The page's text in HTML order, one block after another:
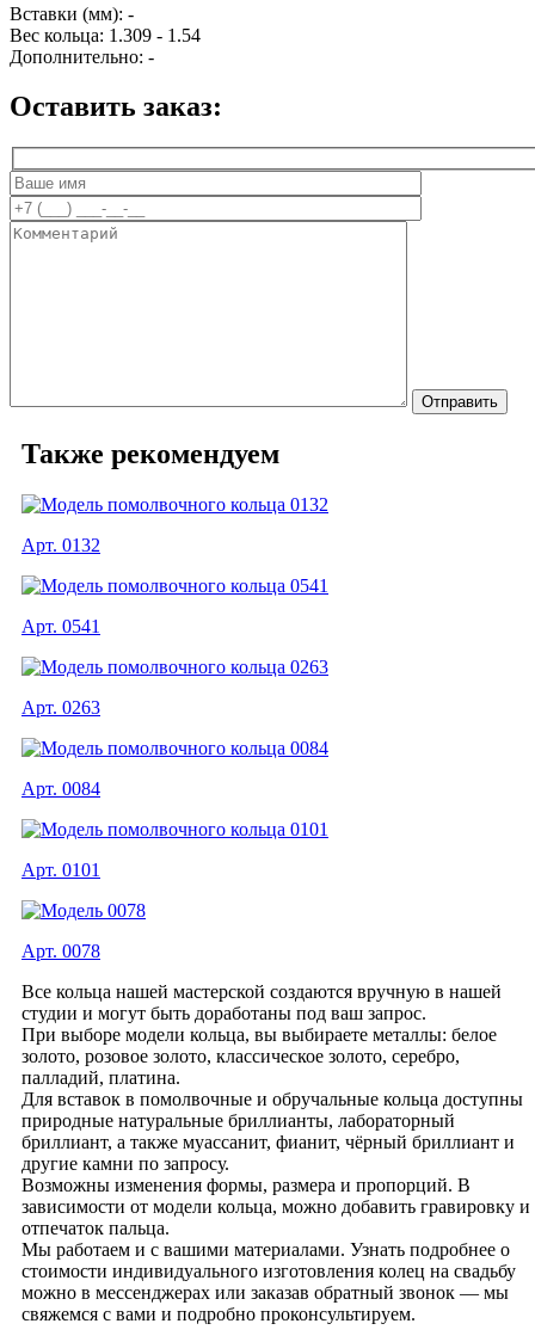
Вставки (мм): -
Вес кольца: 1.309 - 1.54
Дополнительно: -
Оставить заказ:
Также рекомендуем
Арт. 0132
Арт. 0541
Арт. 0263
Арт. 0084
Арт. 0101
Арт. 0078
Все кольца нашей мастерской создаются вручную в нашей
студии и могут быть доработаны под ваш запрос.
При выборе модели кольца, вы выбираете металлы: белое
золото, розовое золото, классическое золото, серебро,
палладий, платина.
Для вставок в помолвочные и обручальные кольца доступны
природные натуральные бриллианты, лабораторный
бриллиант, а также муассанит, фианит, чёрный бриллиант и
другие камни по запросу.
Возможны изменения формы, размера и пропорций. В
зависимости от модели кольца, можно добавить гравировку и
отпечаток пальца.
Мы работаем и с вашими материалами. Узнать подробнее о
стоимости индивидуального изготовления колец на свадьбу
можно в мессенджерах или заказав обратный звонок — мы
свяжемся с вами и подробно проконсультируем.